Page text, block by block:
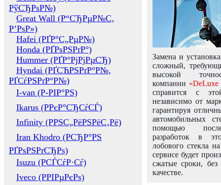
РўСЂРѕР№)
Great Wall (Р“СЂРµР№С‚
Р’РѕР»)
Hafei (РҐР°С„РµР№)
Honda (РҐРѕРЅРґР°)
Hummer (РҐР°РјРјРµСЂ)
Hyndai (РҐСЋРЅРґР°Р№,
РҐСѓРЅРґР°Р№)
I-van (Р-РІР°РЅ)
Ikarus (РРєР°СЂСѓСЃ)
Infinity (РРЅС„РёРЅРёС‚Рё)
Iran Khodro (РСЂР°РЅ
РҐРѕРЅРґСЂРѕ)
Isuzu (РСЃСѓР·Сѓ)
Iveco (РРІРµРєРѕ)
Замена и
сложный,
высокой
компании «DeLuxe
справится с
независимо от
гарантируя
автомобильных
помощью
разработок в
лобового стекла
сервисе будет
сжатые сроки,
качестве.